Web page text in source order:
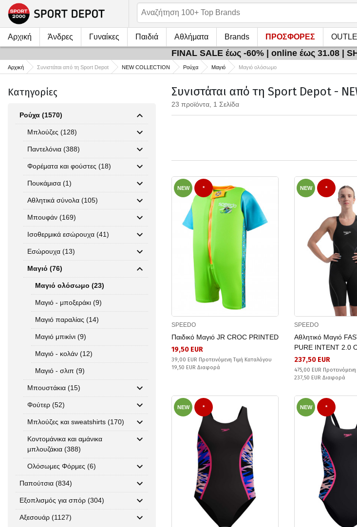
Αρχική Άνδρες Γυναίκες Παιδιά Αθλήματα Brands ΠΡΟΣΦΟΡΕΣ
FINAL SALE έως -60% | online έως 31.08 |
Αρχική Συνιστάται από τη Sport Depot NEW COLLECTION Ρούχα Μαγιό Μαγιό ολόσωμο
Κατηγορίες
Ρούχα (1570)
Μπλούζες (128)
Παντελόνια (388)
Φορέματα και φούστες (18)
Πουκάμισα (1)
Αθλητικά σύνολα (105)
Μπουφάν (169)
Ισοθερμικά εσώρουχα (41)
Εσώρουχα (13)
Μαγιό (76)
Μαγιό ολόσωμο (23)
Μαγιό - μποξεράκι (9)
Μαγιό παραλίας (14)
Μαγιό μπικίνι (9)
Μαγιό - κολάν (12)
Μαγιό - σλιπ (9)
Μπουστάκια (15)
Φούτερ (52)
Μπλούζες και sweatshirts (170)
Κοντομάνικα και αμάνικα
μπλουζάκια (388)
Ολόσωμες Φόρμες (6)
Παπούτσια (834)
Εξοπλισμός για σπόρ (304)
Αξεσουάρ (1127)
Συνιστάται από τη Sport Depot -
23 προϊόντα, 1 Σελίδα
NEW *
SPEEDO
Παιδικό Μαγιό JR CROC PRINTED
19,50 EUR
39,00 EUR Προτεινόμενη Τιμή Καταλόγου
19,50 EUR Διαφορά
NEW *
SPEEDO
Αθλητικό Μαγιό
PURE INTENT 2.0
237,50 EUR
475,00 EUR
237,50 EUR Διαφορά
NEW * NEW *